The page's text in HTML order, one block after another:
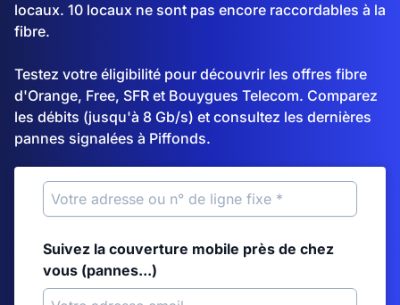
locaux. 10 locaux ne sont pas encore raccordables à la
fibre.
Testez votre éligibilité pour découvrir les offres fibre
d'Orange, Free, SFR et Bouygues Telecom. Comparez
les débits (jusqu'à 8 Gb/s) et consultez les dernières
pannes signalées à Piffonds.
Suivez la couverture mobile près de chez
vous (pannes...)